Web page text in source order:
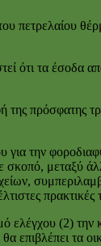
πετρελαίου
ότι τα
πρόσφατης
για την
μεταξύ
πρακτικές
ελέγχου (2)
επιβλέπει τα